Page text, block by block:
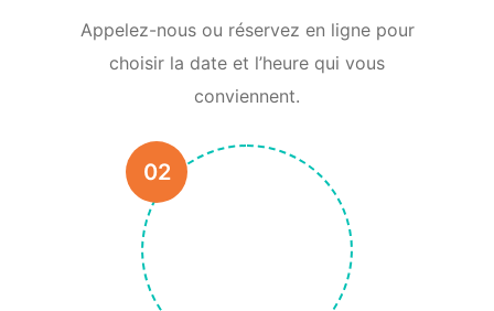
Appelez-nous ou réservez en ligne pour
choisir la date et l’heure qui vous
conviennent.
02